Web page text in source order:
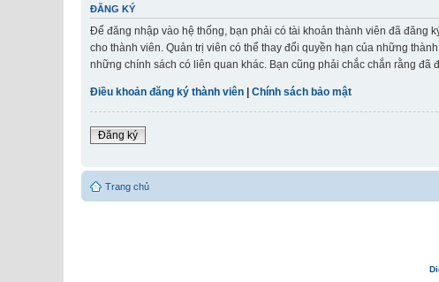
ĐĂNG KÝ
Để đăng nhập vào hệ thống, bạn phải có tài khoản thành viên đã đăng
cho thành viên. Quản trị viên có thể thay đổi quyền hạn của những
những chính sách có liên quan khác. Bạn cũng phải chắc chắn rằng đã
Điều khoản đăng ký thành viên Chính sách bảo mật
Đăng ký
Trang chủ